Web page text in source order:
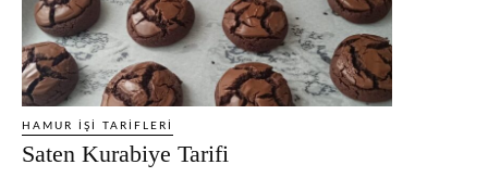
HAMUR İŞI TARIFLERI
Saten Kurabiye Tarifi